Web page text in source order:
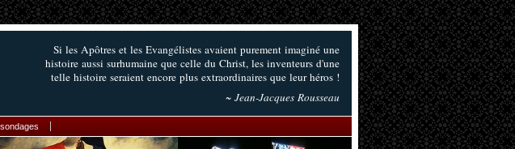
Si les Apôtres et les Evangélistes avaient purement imaginé une
histoire aussi surhumaine que celle du Christ, les inventeurs d'une
telle histoire seraient encore plus extraordinaires que leur héros !
~ Jean-Jacques Rousseau
sondages